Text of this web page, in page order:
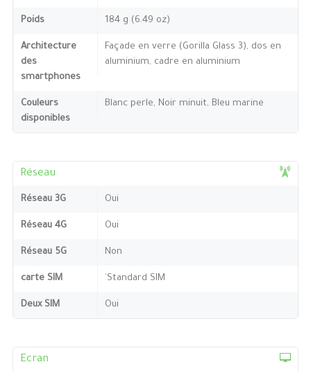
Poids 184 g (6.49 oz)
Architecture
des
smartphones
Façade en verre (Gorilla Glass 3), dos en
aluminium, cadre en aluminium
Couleurs
disponibles
Blanc perle, Noir minuit, Bleu marine
Réseau
Réseau 3G Oui
Réseau 4G Oui
Réseau 5G Non
carte SIM `Standard SIM
Deux SIM Oui
Ecran